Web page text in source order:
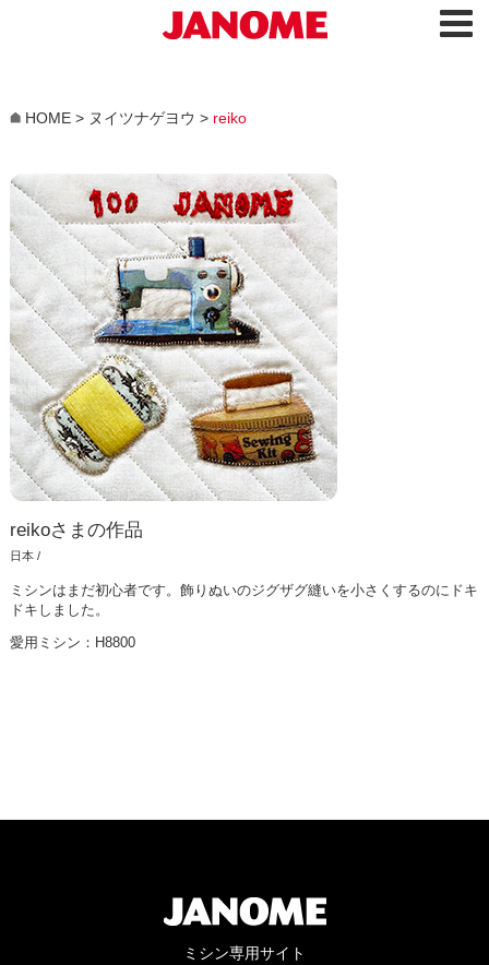
HOME> ヌイツナゲヨウ > reiko
reikoさまの作品
日本 /
ミシンはまだ初心者です。飾りぬいのジグザグ縫いを小さくするのにドキ
ドキしました。
愛用ミシン：H8800
ミシン専用サイト